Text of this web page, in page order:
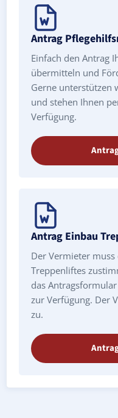
Antrag
Einfach den Antrag
übermitteln und
Gerne unterstützen
und stehen Ihnen
Verfügung.
Antrag Einbau
Der Vermieter
Treppenliftes
das
zur Verfügung. Der
zu.